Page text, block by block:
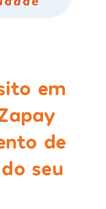
em
de
seu